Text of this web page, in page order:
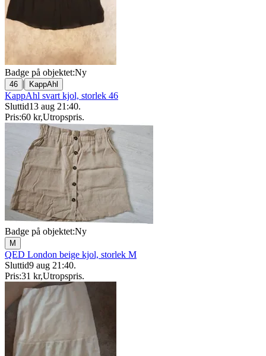
Badge på objektet:Ny
46 | KappAhl
KappAhl svart kjol, storlek 46
Sluttid13 aug 21:40.
Pris:60 kr,Utropspris.
Badge på objektet:Ny
M
QED London beige kjol, storlek M
Sluttid9 aug 21:40.
Pris:31 kr,Utropspris.